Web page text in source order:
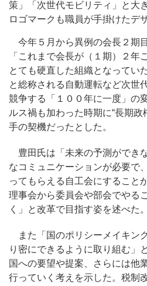
策」「次世代モビリティ」と大
ロゴマークも職員が手掛けたデ
今年５月から異例の会長２期
「これまで会長が（１期）２年
とても硬直した組織となってい
と総称される自動運転など次世
競争する「１００年に一度」の
ルス禍も加わった時期に“長期
手の契機だったとした。
豊田氏は「未来の予測ができ
なコミュニケーションが必要で
ってもらえる自工会にすること
理事会から委員会や部会でやる
く」と改革で目指す姿を述べた。
また「国のポリシーメイキン
り密にできるように取り組む」
国への要望や提案、さらには他
行っていく考えを示した。税制